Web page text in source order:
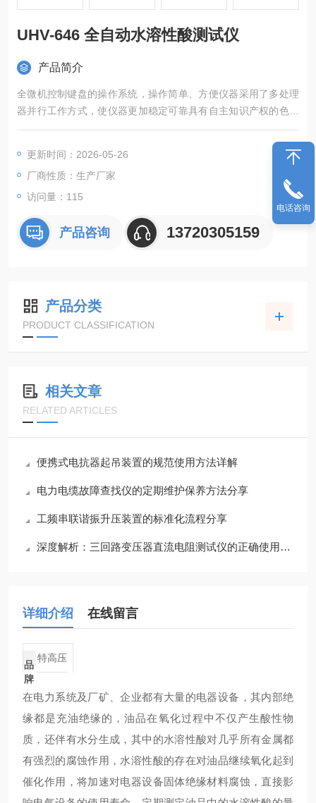
UHV-646 全自动水溶性酸测试仪
产品简介
全微机控制键盘的操作系统，操作简单、方便仪器采用了多处理
器并行工作方式，使仪器更加稳定可靠具有自主知识产权的色谱
系统具有MODBUS/TCP的标准接口
更新时间：2026-05-26
厂商性质：生产厂家
访问量：115
产品咨询 13720305159
产品分类
PRODUCT CLASSIFICATION
相关文章
RELATED ARTICLES
便携式电抗器起吊装置的规范使用方法详解
电力电缆故障查找仪的定期维护保养方法分享
工频串联谐振升压装置的标准化流程分享
深度解析：三回路变压器直流电阻测试仪的正确使用方法全攻略
详细介绍 在线留言
品
牌
特高压
在电力系统及厂矿、企业都有大量的电器设备，其内部绝
缘都是充油绝缘的，油品在氧化过程中不仅产生酸性物
质，还伴有水分生成，其中的水溶性酸对几乎所有金属都
有强烈的腐蚀作用，水溶性酸的存在对油品继续氧化起到
催化作用，将加速对电器设备固体绝缘材料腐蚀，直接影
电话咨询